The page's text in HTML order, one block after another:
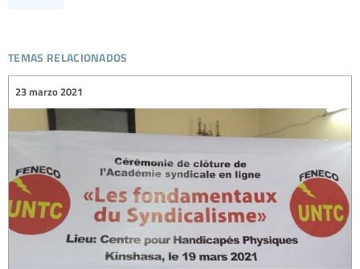
temas relacionados
23 marzo 2021